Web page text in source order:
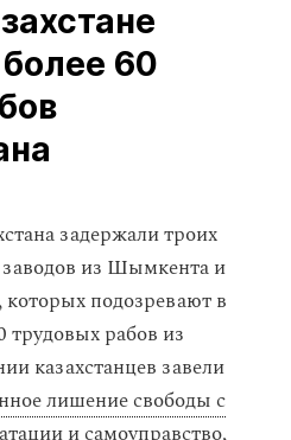
60
задержали троих
из Шымкента и
которых подозревают в
трудовых рабов из
казахстанцев завели
лишение свободы с